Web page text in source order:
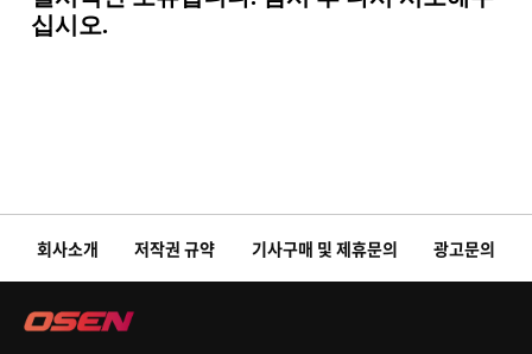
회사소개 저작권 규약 기사구매 및 제휴문의 광고문의